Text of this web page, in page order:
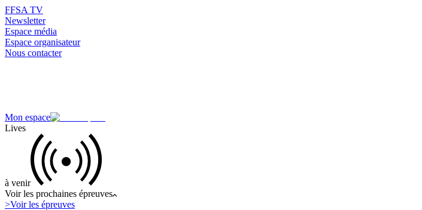
FFSA TV
Newsletter
Espace média
Espace organisateur
Nous contacter
Mon espace
Lives
à venir
Voir les prochaines épreuves
>Voir les épreuves